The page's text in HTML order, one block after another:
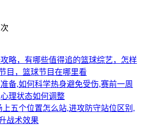
略，有哪些值得追的篮球综艺，怎样
目，篮球节目在哪里看
备,如何科学热身避免受伤,赛前一周
理状态如何调整
上五个位置怎么站,进攻防守站位区别,
战术效果